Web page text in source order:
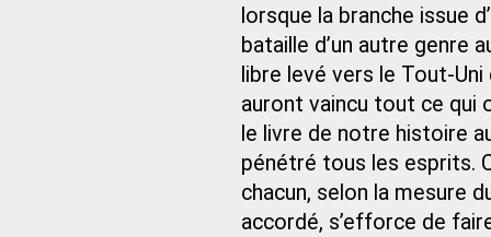
lorsque la branche issue
bataille d’un autre genre
libre levé vers le Tout-
auront vaincu tout ce qui
le livre de notre histoire
pénétré tous les esprits.
chacun, selon la mesure
accordé, s’efforce de